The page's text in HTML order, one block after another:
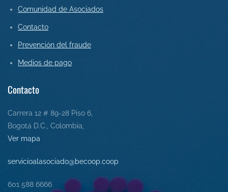
Comunidad de Asociados
Contacto
Prevención del fraude
Medios de pago
Contacto
Carrera 12 # 89-28 Piso 6,
Bogotá D.C., Colombia,
Ver mapa
servicioalasociado@becoop.coop
601 588 6666